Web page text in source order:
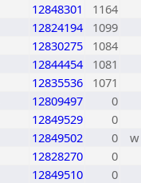
12848301
1164
12824194
1099
12830275
1084
12844454
1081
12835536
1071
12809497
0
12849529
0
12849502 0
w
12828270
0
12849510
0